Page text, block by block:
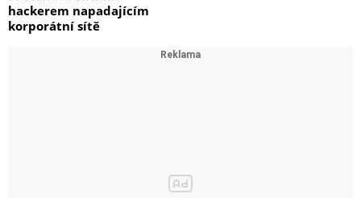
hackerem napadajícím
korporátní sítě